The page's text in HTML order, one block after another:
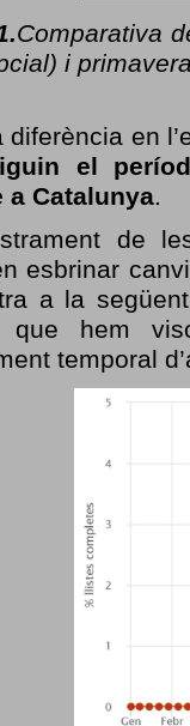
Comparativa
i
diferència en
el
a Catalunya.
de
esbrinar
a la
que hem
temporal